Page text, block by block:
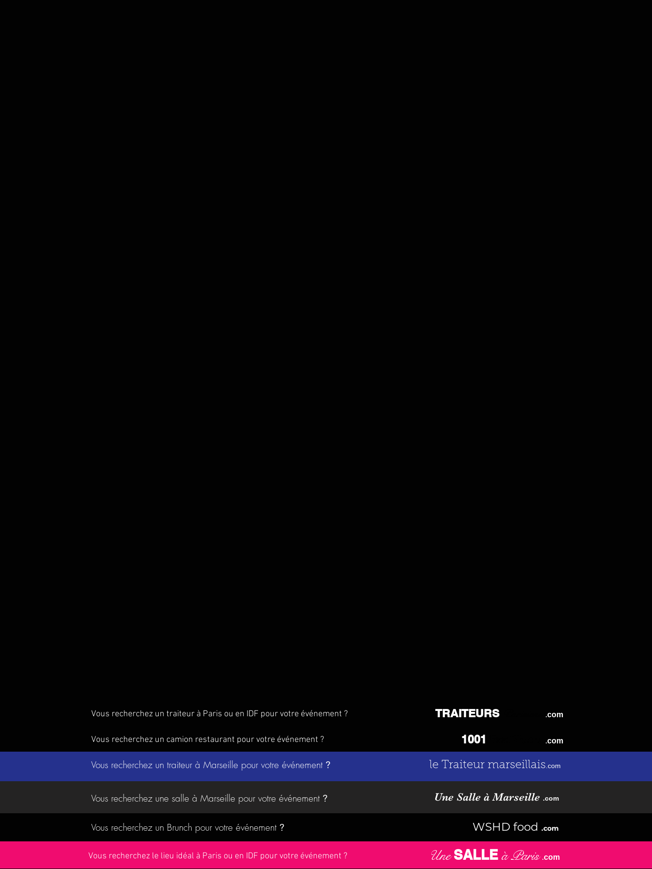
Vous recherchez un traiteur à Paris ou en IDF pour votre événement ? TRAITEURS .com
Vous recherchez un camion restaurant pour votre événement ? 1001 .com
Vous recherchez un traiteur à Marseille pour votre événement ? le Traiteur marseillais .com
Vous recherchez une salle à Marseille pour votre événement ? Une Salle à Marseille .com
Vous recherchez un Brunch pour votre événement ? WSHD food .com
Vous recherchez le lieu idéal à Paris ou en IDF pour votre événement ? Une SALLE à Paris .com